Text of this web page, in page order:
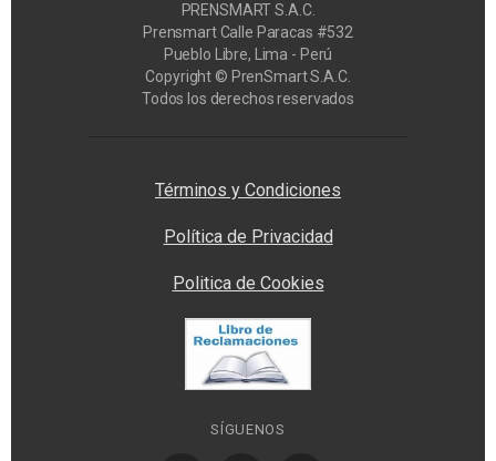
PRENSMART S.A.C.
Prensmart Calle Paracas #532
Pueblo Libre, Lima - Perú
Copyright © PrenSmart S.A.C.
Todos los derechos reservados
Términos y Condiciones
Política de Privacidad
Politica de Cookies
SÍGUENOS